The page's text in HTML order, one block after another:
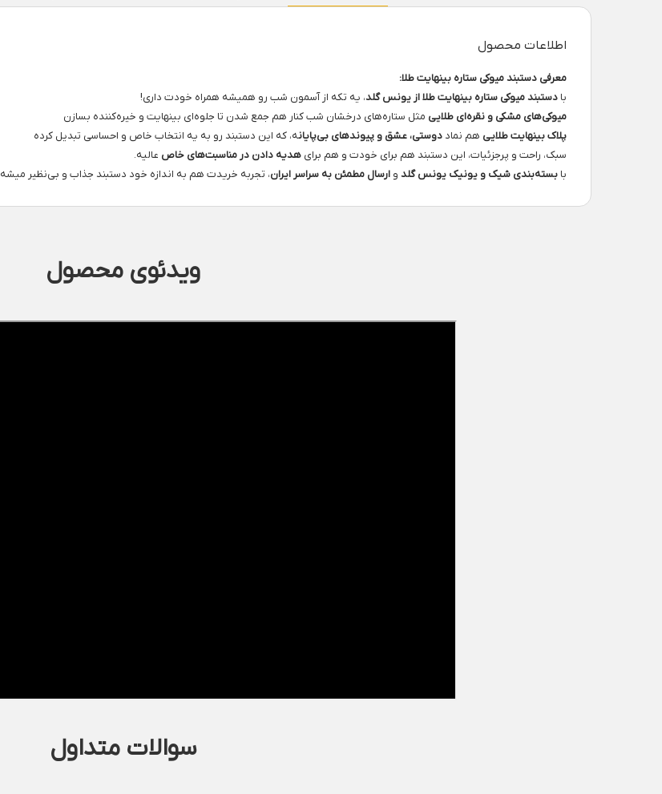
اطلاعات محصول
معرفی دستبند میوکی ستاره بینهایت طلا:
با دستبند میوکی ستاره بینهایت طلا از یونس گلد، یه تکه از آسمون شب رو همیشه همراه خودت داری!
میوکی‌های مشکی و نقره‌ای طلایی مثل ستاره‌های درخشان شب کنار هم جمع شدن تا جلوه‌ای بینهایت و خیره‌کننده بسازن
پلاک بینهایت طلایی هم نماد دوستی، عشق و پیوندهای بی‌پایانه، که این دستبند رو به یه انتخاب خاص و احساسی تبدیل کرده
سبک، راحت و پرجزئیات، این دستبند هم برای خودت و هم برای هدیه دادن در مناسبت‌های خاص عالیه.
با بسته‌بندی شیک و یونیک یونس گلد و ارسال مطمئن به سراسر ایران، تجربه خریدت هم به اندازه خود دستبند جذاب و بی‌نظیر میشه
ویدئوی محصول
سوالات متداول